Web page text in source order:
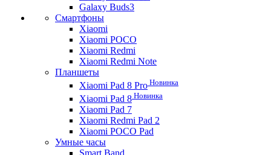
Galaxy Buds3
Смартфоны
Xiaomi
Xiaomi POCO
Xiaomi Redmi
Xiaomi Redmi Note
Планшеты
Xiaomi Pad 8 Pro Новинка
Xiaomi Pad 8 Новинка
Xiaomi Pad 7
Xiaomi Redmi Pad 2
Xiaomi POCO Pad
Умные часы